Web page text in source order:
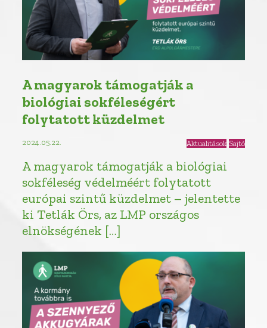
A magyarok támogatják a
biológiai sokféleségért
folytatott küzdelmet
2024.05.22. Aktualitások Sajtó
A magyarok támogatják a biológiai
sokféleség védelméért folytatott
európai szintű küzdelmet – jelentette
ki Tetlák Örs, az LMP országos
elnökségének […]